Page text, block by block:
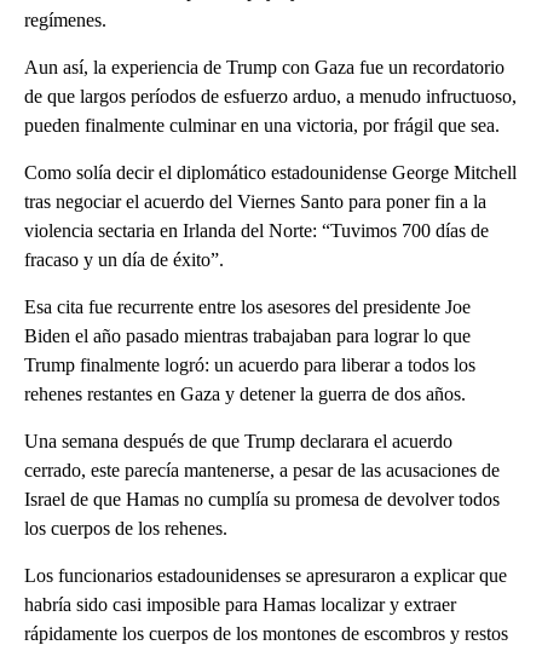
regímenes.
Aun así, la experiencia de Trump con Gaza fue un recordatorio
de que largos períodos de esfuerzo arduo, a menudo infructuoso,
pueden finalmente culminar en una victoria, por frágil que sea.
Como solía decir el diplomático estadounidense George Mitchell
tras negociar el acuerdo del Viernes Santo para poner fin a la
violencia sectaria en Irlanda del Norte: “Tuvimos 700 días de
fracaso y un día de éxito”.
Esa cita fue recurrente entre los asesores del presidente Joe
Biden el año pasado mientras trabajaban para lograr lo que
Trump finalmente logró: un acuerdo para liberar a todos los
rehenes restantes en Gaza y detener la guerra de dos años.
Una semana después de que Trump declarara el acuerdo
cerrado, este parecía mantenerse, a pesar de las acusaciones de
Israel de que Hamas no cumplía su promesa de devolver todos
los cuerpos de los rehenes.
Los funcionarios estadounidenses se apresuraron a explicar que
habría sido casi imposible para Hamas localizar y extraer
rápidamente los cuerpos de los montones de escombros y restos